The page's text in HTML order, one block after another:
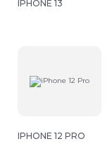
устройства.
IPHONE 13
IPHONE 12 PRO